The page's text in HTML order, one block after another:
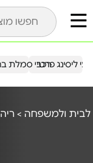
ליסינג פרטירכבי סמלת
לבית ולמשפחה >